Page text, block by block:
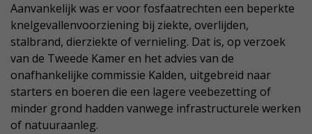
Aanvankelijk was er voor fosfaatrechten een beperkte
knelgevallenvoorziening bij ziekte, overlijden,
stalbrand, dierziekte of vernieling. Dat is, op verzoek
van de Tweede Kamer en het advies van de
onafhankelijke commissie Kalden, uitgebreid naar
starters en boeren die een lagere veebezetting of
minder grond hadden vanwege infrastructurele werken
of natuuraanleg.